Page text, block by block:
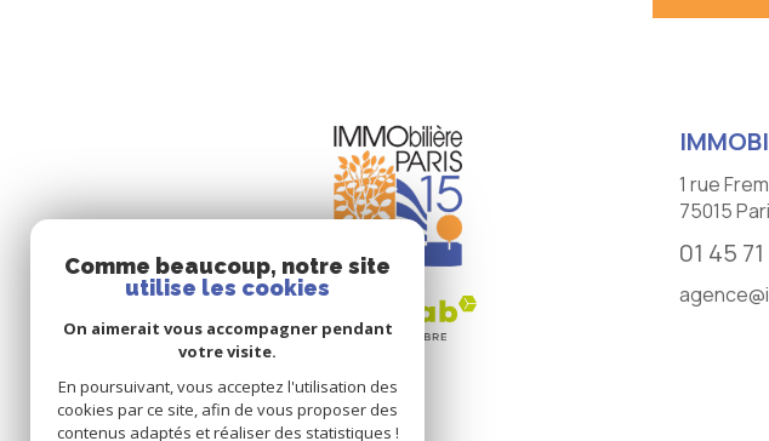
1 rue
75015
01 45
Comme beaucoup, notre site
utilise les cookies
On aimerait vous accompagner pendant
votre visite.
En poursuivant, vous acceptez l'utilisation des
cookies par ce site, afin de vous proposer des
contenus adaptés et réaliser des statistiques !